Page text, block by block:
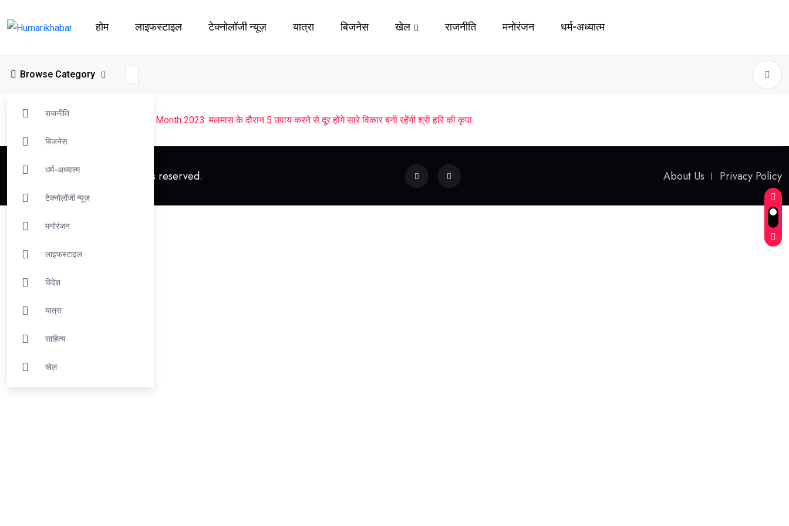
होम लाइफस्‍टाइल टेक्नोलॉजी न्यूज़ यात्रा बिजनेस खेल राजनीति मनोरंजन धर्म-अध्यात्म
Browse Category
राजनीति
बिजनेस
धर्म-अध्यात्म
टेक्नोलॉजी न्यूज़
मनोरंजन
लाइफस्‍टाइल
विदेश
यात्रा
साहित्य
खेल
Humarikhabar> Malmas Month 2023: मलमास के दौरान 5 उपाय करने से दूर होंगे सारे विकार बनी रहेंगी श्री हरि की कृपा.
© 2023 Humarikhabar. All rights reserved. About Us Privacy Policy